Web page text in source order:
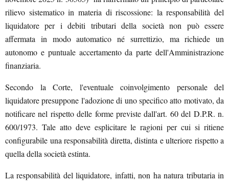
rilievo sistematico in materia di riscossione: la responsabilità del
liquidatore per i debiti tributari della società non può essere
affermata in modo automatico né surrettizio, ma richiede un
autonomo e puntuale accertamento da parte dell'Amministrazione
finanziaria.
Secondo la Corte, l'eventuale coinvolgimento personale del
liquidatore presuppone l'adozione di uno specifico atto motivato, da
notificare nel rispetto delle forme previste dall'art. 60 del D.P.R. n.
600/1973. Tale atto deve esplicitare le ragioni per cui si ritiene
configurabile una responsabilità diretta, distinta e ulteriore rispetto a
quella della società estinta.
La responsabilità del liquidatore, infatti, non ha natura tributaria in